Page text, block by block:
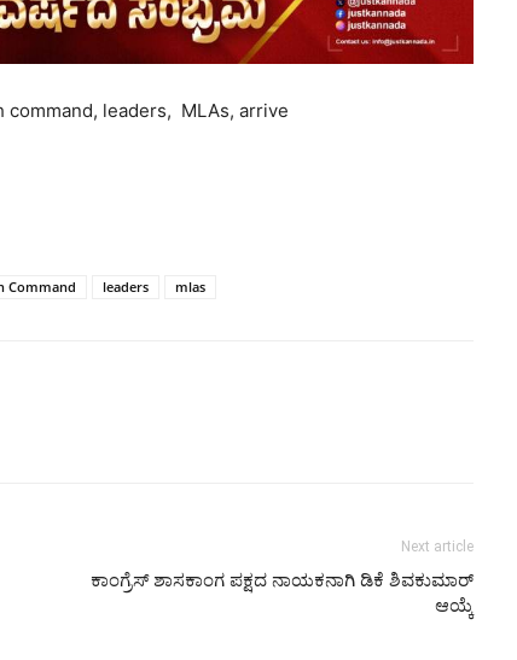
leaders, MLAs, arrive
Command leaders mlas
Next article
ಕಾಂಗ್ರೆಸ್ ಶಾಸಕಾಂಗ ಪಕ್ಷದ ನಾಯಕನಾಗಿ ಡಿಕೆ ಶಿವಕುಮಾರ್
ಆಯ್ಕೆ